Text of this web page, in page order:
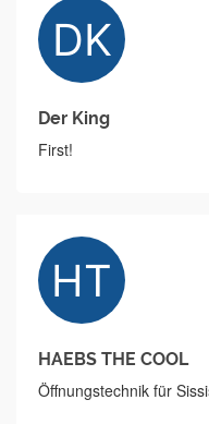
Der King
First!
HAEBS THE COOL
Öffnungstechnik für